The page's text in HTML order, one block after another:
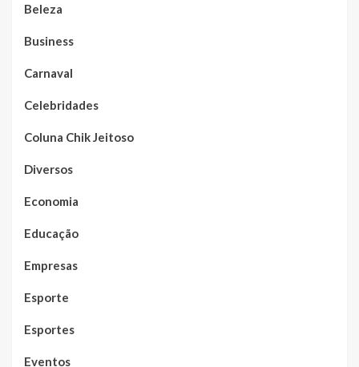
Beleza
Business
Carnaval
Celebridades
Coluna Chik Jeitoso
Diversos
Economia
Educação
Empresas
Esporte
Esportes
Eventos